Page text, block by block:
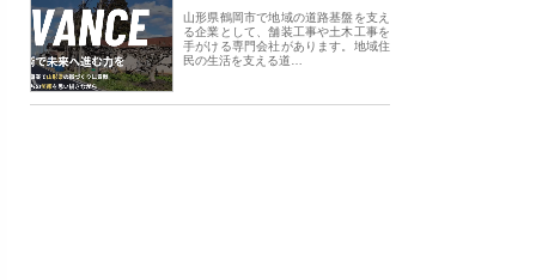
山形県鶴岡市で地域の道路基盤を支え
る企業として、舗装工事や土木工事を
手がける専門会社があります。地域住
民の生活を支える道…